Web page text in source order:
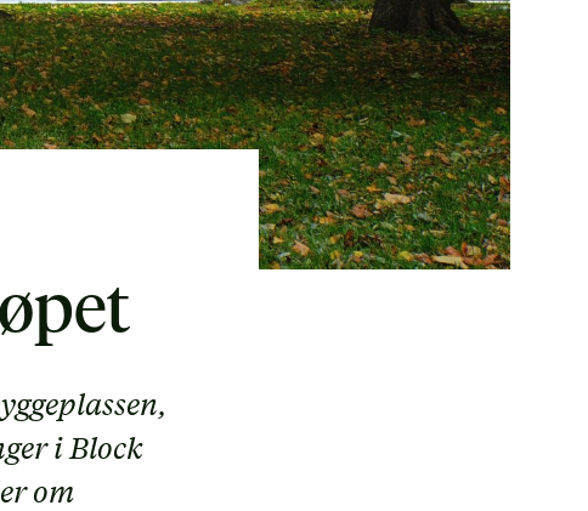
i Block
om